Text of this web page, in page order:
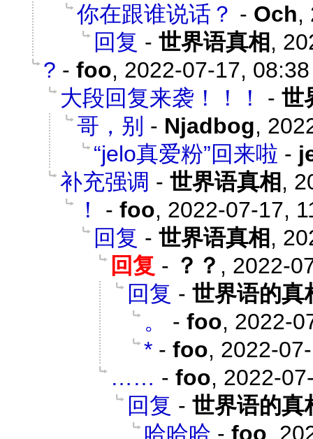
你在跟谁说话？ - Och,
回复 - 世界语真相 ,
? - foo, 2022-07-17, 08:38
大段回复来袭！！！
- 世
哥，别 - Njadbog,
“jelo真爱粉”回来啦 -
补充强调 - 世界语真相 ,
！
- foo, 2022-07-17,
回复 - 世界语真相 ,
回复 - ？？ , 2022-
回复 - 世界语的真
。
- foo, 2022-
* - foo, 2022-
…… - foo, 2022-
回复 - 世界语的真
哈哈哈 - foo